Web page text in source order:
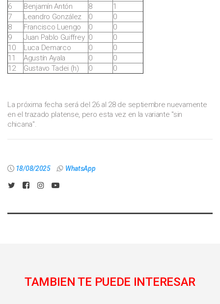
6
Benjamín Antón 8
1
7
Leandro González 0
0
8
Francisco Luengo 0
0
9
Juan Pablo Guiffrey 0
0
10
Luca Demarco 0
0
11
Agustín Ayala 0
0
12
Gustavo Tadei (h) 0 0
La próxima fecha será del 26 al 28 de septiembre nuevamente
en el trazado platense, pero esta vez en la variante "sin
chicana".
18/08/2025 WhatsApp
TAMBIEN TE PUEDE INTERESAR